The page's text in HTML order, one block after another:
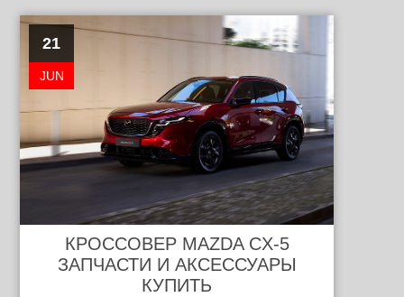
21
JUN
КРОССОВЕР MAZDA CX-5
ЗАПЧАСТИ И АКСЕССУАРЫ
КУПИТЬ